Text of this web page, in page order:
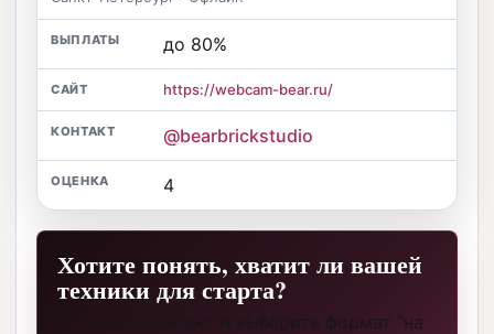
до 80%
https://webcam-bear.ru/
@bearbrickstudio
4
Хотите понять, хватит ли вашей
техники для старта?
Оставьте контакт и выберите формат “на